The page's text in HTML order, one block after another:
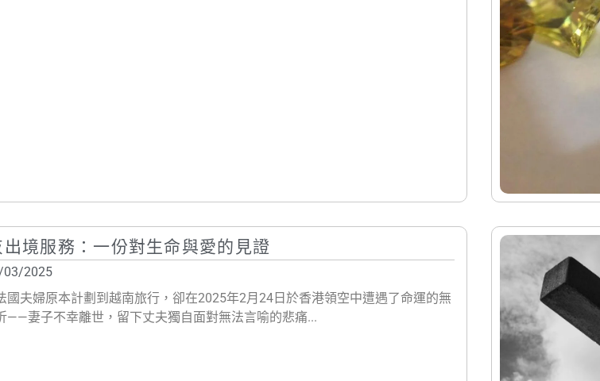
出境服務：一份對生命與愛的見證
03/2025
國夫婦原本計劃到越南旅行，卻在2025年2月24日於香港領空中遭遇了命運的無
——妻子不幸離世，留下丈夫獨自面對無法言喻的悲痛...